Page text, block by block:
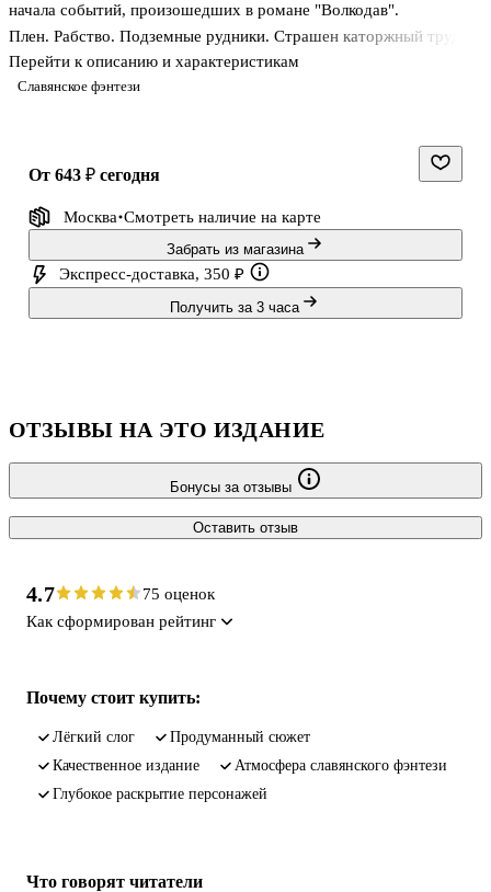
Славянское фэнтези
начала событий, произошедших в романе "Волкодав".
Плен. Рабство. Подземные рудники. Страшен каторжный труд,
но ещё страшнее, когда бывший друг превращается в злейшего
врага, а те, к кому потянулась душа, один за другим уходят в
Перейти к описанию и характеристикам
от 643 ₽ сегодня
Москва Смотреть наличие на карте
Забрать из магазина
Экспресс-доставка, 350 ₽
Получить за 3 часа
ОТЗЫВЫ НА ЭТО ИЗДАНИЕ
Бонусы за отзывы
Оставить отзыв
4.7
75 оценок
Как сформирован рейтинг
Почему стоит купить:
лёгкий слог
продуманный сюжет
качественное издание
атмосфера славянского фэнтези
глубокое раскрытие персонажей
Что говорят читатели